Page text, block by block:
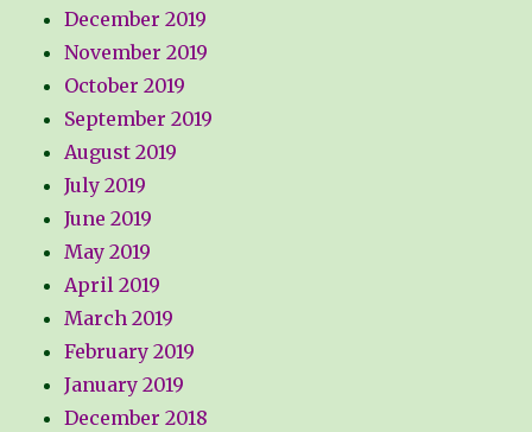
December 2019
November 2019
October 2019
September 2019
August 2019
July 2019
June 2019
May 2019
April 2019
March 2019
February 2019
January 2019
December 2018